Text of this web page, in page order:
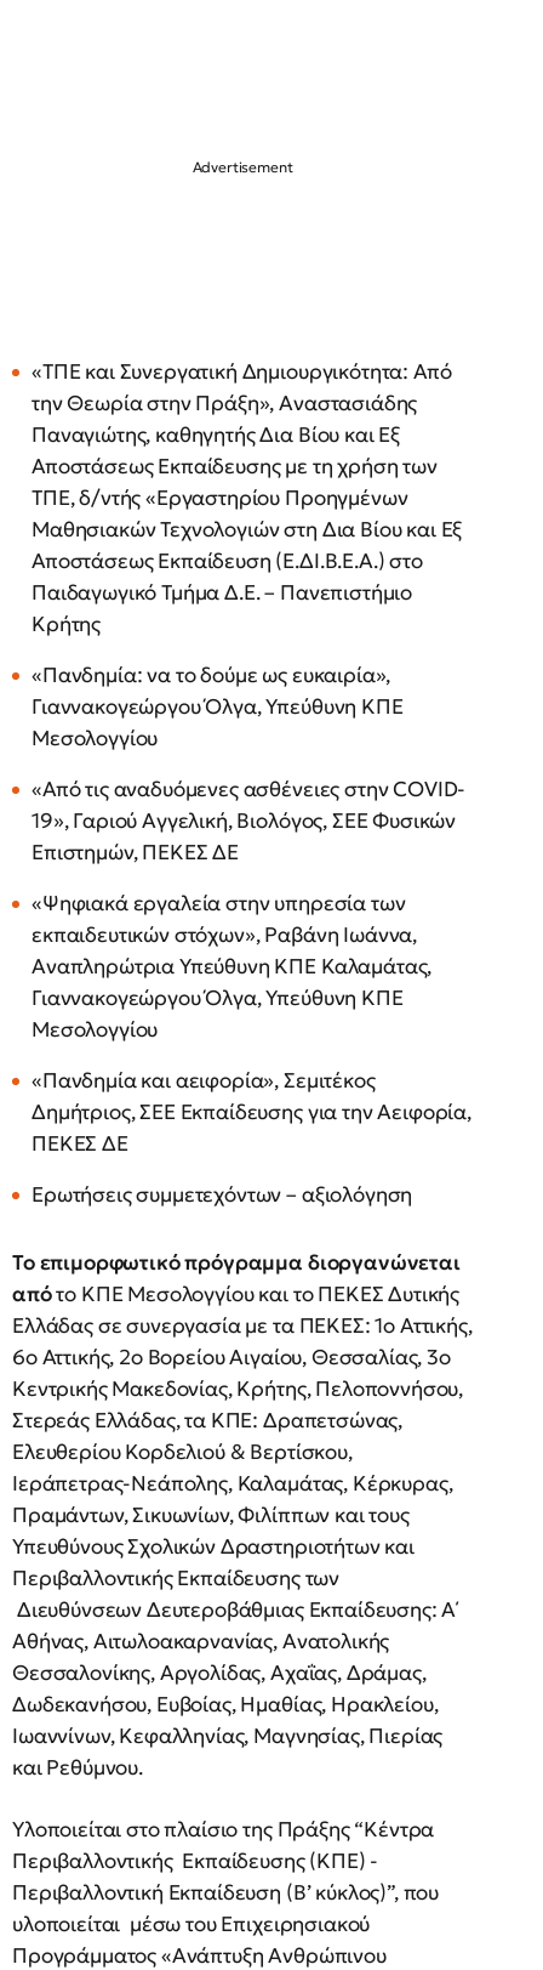
«ΤΠΕ και Συνεργατική Δημιουργικότητα: Από
την Θεωρία στην Πράξη», Αναστασιάδης
Παναγιώτης, καθηγητής Δια Βίου και Εξ
Αποστάσεως Εκπαίδευσης με τη χρήση των
ΤΠΕ, δ/ντής «Εργαστηρίου Προηγμένων
Μαθησιακών Τεχνολογιών στη Δια Βίου και Εξ
Αποστάσεως Εκπαίδευση (Ε.ΔΙ.Β.Ε.Α.) στο
Παιδαγωγικό Τμήμα Δ.Ε. – Πανεπιστήμιο
Κρήτης
«Πανδημία: να το δούμε ως ευκαιρία»,
Γιαννακογεώργου Όλγα, Υπεύθυνη ΚΠΕ
Μεσολογγίου
«Από τις αναδυόμενες ασθένειες στην COVID-
19», Γαριού Αγγελική, Βιολόγος, ΣΕΕ Φυσικών
Επιστημών, ΠΕΚΕΣ ΔΕ
«Ψηφιακά εργαλεία στην υπηρεσία των
εκπαιδευτικών στόχων», Ραβάνη Ιωάννα,
Αναπληρώτρια Υπεύθυνη ΚΠΕ Καλαμάτας,
Γιαννακογεώργου Όλγα, Υπεύθυνη ΚΠΕ
Μεσολογγίου
«Πανδημία και αειφορία», Σεμιτέκος
Δημήτριος, ΣΕΕ Εκπαίδευσης για την Αειφορία,
ΠΕΚΕΣ ΔΕ
Ερωτήσεις συμμετεχόντων – αξιολόγηση
Το επιμορφωτικό πρόγραμμα διοργανώνεται
απότο ΚΠΕ Μεσολογγίου και το ΠΕΚΕΣ Δυτικής
Ελλάδας σε συνεργασία με τα ΠΕΚΕΣ: 1ο Αττικής,
6ο Αττικής, 2ο Βορείου Αιγαίου, Θεσσαλίας, 3ο
Κεντρικής Μακεδονίας, Κρήτης, Πελοποννήσου,
Στερεάς Ελλάδας, τα ΚΠΕ: Δραπετσώνας,
Ελευθερίου Κορδελιού & Βερτίσκου,
Ιεράπετρας-Νεάπολης, Καλαμάτας, Κέρκυρας,
Πραμάντων, Σικυωνίων, Φιλίππων και τους
Υπευθύνους Σχολικών Δραστηριοτήτων και
Περιβαλλοντικής Εκπαίδευσης των
Διευθύνσεων Δευτεροβάθμιας Εκπαίδευσης: Α΄
Αθήνας, Αιτωλοακαρνανίας, Ανατολικής
Θεσσαλονίκης, Αργολίδας, Αχαΐας, Δράμας,
Δωδεκανήσου, Ευβοίας, Ημαθίας, Ηρακλείου,
Ιωαννίνων, Κεφαλληνίας, Μαγνησίας, Πιερίας
και Ρεθύμνου.
Υλοποιείται στο πλαίσιο της Πράξης “Κέντρα
Περιβαλλοντικής Εκπαίδευσης (ΚΠΕ) -
Περιβαλλοντική Εκπαίδευση (Β’ κύκλος)”, που
υλοποιείται μέσω του Επιχειρησιακού
Προγράμματος «Ανάπτυξη Ανθρώπινου